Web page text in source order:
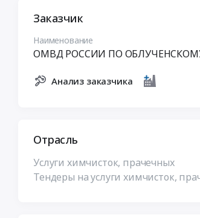
Заказчик
Наименование
ОМВД РОССИИ ПО
Анализ заказчика
Отрасль
Услуги химчисток, прачечных
Тендеры на услуги химчисток,